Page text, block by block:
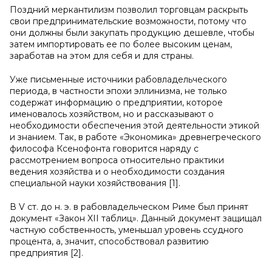
Поздний меркантилизм позволил торговцам раскрыть
свои предпринимательские возможности, потому что
они должны были закупать продукцию дешевле, чтобы
затем импортировать ее по более высоким ценам,
заработав на этом для себя и для страны.
Уже письменные источники рабовладельческого
периода, в частности эпохи эллинизма, не только
содержат информацию о предприятии, которое
именовалось хозяйством, но и рассказывают о
необходимости обеспечения этой деятельности этикой
и знанием. Так, в работе «Экономика» древнегреческого
философа Ксенофонта говорится наряду с
рассмотрением вопроса относительно практики
ведения хозяйства и о необходимости создания
специальной науки хозяйствования [1].
В V ст. до н. э. в рабовладельческом Риме был принят
документ «Закон XII таблиц». Данный документ защищал
частную собственность, уменьшал уровень ссудного
процента, а, значит, способствовал развитию
предприятия [2].